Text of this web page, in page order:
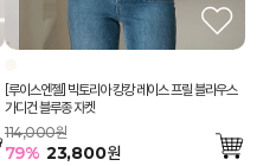
[루이스엔젤] 빅토리아 캉캉 레이스 프릴 블라우스
가디건 블루종 자켓
114,000원
79% 23,800원